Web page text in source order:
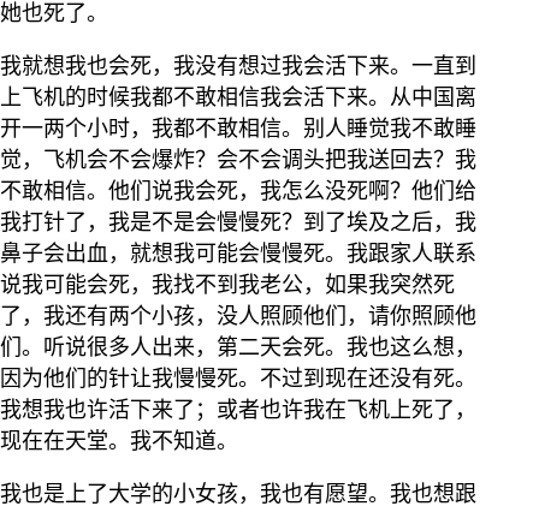
她也死了。
我就想我也会死，我没有想过我会活下来。一直到
上飞机的时候我都不敢相信我会活下来。从中国离
开一两个小时，我都不敢相信。别人睡觉我不敢睡
觉，飞机会不会爆炸？会不会调头把我送回去？我
不敢相信。他们说我会死，我怎么没死啊？他们给
我打针了，我是不是会慢慢死？到了埃及之后，我
鼻子会出血，就想我可能会慢慢死。我跟家人联系
说我可能会死，我找不到我老公，如果我突然死
了，我还有两个小孩，没人照顾他们，请你照顾他
们。听说很多人出来，第二天会死。我也这么想，
因为他们的针让我慢慢死。不过到现在还没有死。
我想我也许活下来了；或者也许我在飞机上死了，
现在在天堂。我不知道。
我也是上了大学的小女孩，我也有愿望。我也想跟